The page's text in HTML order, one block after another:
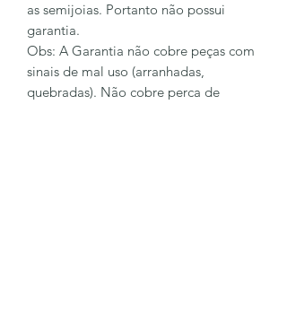
as semijoias. Portanto não possui
garantia.
Obs: A Garantia não cobre peças com
sinais de mal uso (arranhadas,
quebradas). Não cobre perca de